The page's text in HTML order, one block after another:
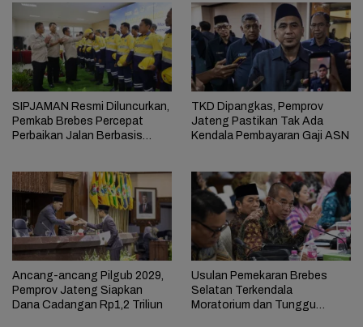
SIPJAMAN Resmi Diluncurkan,
Pemkab Brebes Percepat
Perbaikan Jalan Berbasis
TKD Dipangkas, Pemprov
Jateng Pastikan Tak Ada
Kendala Pembayaran Gaji ASN
Ancang-ancang Pilgub 2029,
Pemprov Jateng Siapkan
Dana Cadangan Rp1,2 Triliun
Usulan Pemekaran Brebes
Selatan Terkendala
Moratorium dan Tunggu